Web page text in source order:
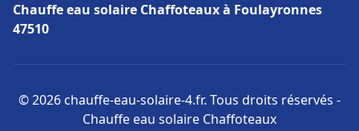
Chauffe eau solaire Chaffoteaux à Foulayronnes
47510
© 2026 chauffe-eau-solaire-4.fr. Tous droits réservés -
Chauffe eau solaire Chaffoteaux